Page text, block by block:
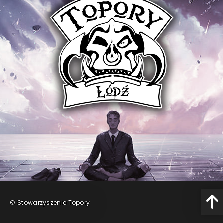
© Stowarzyszenie Topory
Wysyłając formularz zgadzasz się na przetwarzanie
Twoich danych osobowych zgodnie z nasząpolityką
prywatności.